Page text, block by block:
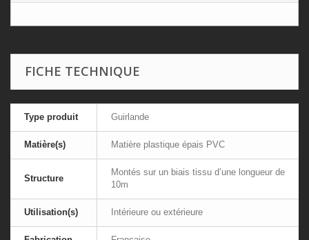
FICHE TECHNIQUE
Type produit Guirlande
Matière(s) Matière plastique épais PVC
Structure
Montés sur un biais tissu d’une longueur de
10m
Utilisation(s) Intérieure ou extérieure